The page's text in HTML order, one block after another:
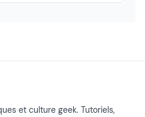
et culture geek. Tutoriels,